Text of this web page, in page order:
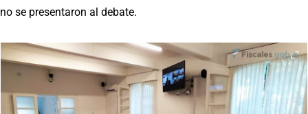
no se presentaron al debate.